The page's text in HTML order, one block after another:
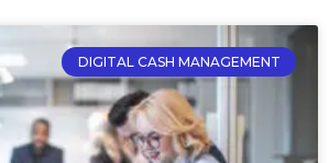
DIGITAL CASH MANAGEMENT